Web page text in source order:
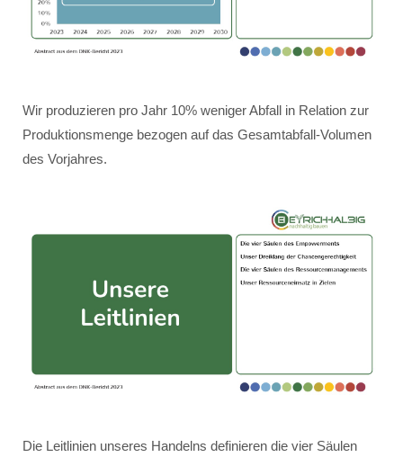
Wir produzieren pro Jahr 10% weniger Abfall in Relation zur
Produktionsmenge bezogen auf das Gesamtabfall-Volumen
des Vorjahres.
Die Leitlinien unseres Handelns definieren die vier Säulen